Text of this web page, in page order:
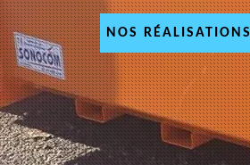
NOS RÉALISATIONS